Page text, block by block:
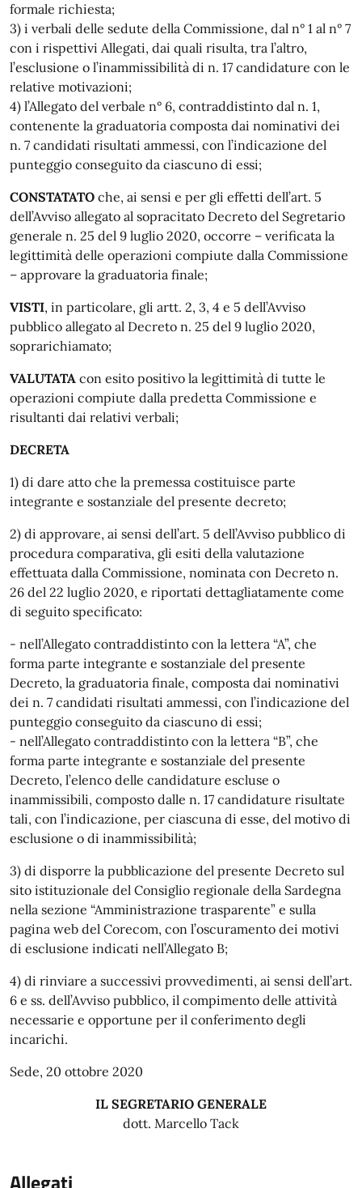
formale richiesta;
3) i verbali delle sedute della Commissione, dal n° 1 al n° 7
con i rispettivi Allegati, dai quali risulta, tra l’altro,
l’esclusione o l’inammissibilità di n. 17 candidature con le
relative motivazioni;
4) l’Allegato del verbale n° 6, contraddistinto dal n. 1,
contenente la graduatoria composta dai nominativi dei
n. 7 candidati risultati ammessi, con l’indicazione del
punteggio conseguito da ciascuno di essi;
CONSTATATO che, ai sensi e per gli effetti dell’art. 5
dell’Avviso allegato al sopracitato Decreto del Segretario
generale n. 25 del 9 luglio 2020, occorre – verificata la
legittimità delle operazioni compiute dalla Commissione
– approvare la graduatoria finale;
VISTI, in particolare, gli artt. 2, 3, 4 e 5 dell’Avviso
pubblico allegato al Decreto n. 25 del 9 luglio 2020,
soprarichiamato;
VALUTATA con esito positivo la legittimità di tutte le
operazioni compiute dalla predetta Commissione e
risultanti dai relativi verbali;
DECRETA
1) di dare atto che la premessa costituisce parte
integrante e sostanziale del presente decreto;
2) di approvare, ai sensi dell’art. 5 dell’Avviso pubblico di
procedura comparativa, gli esiti della valutazione
effettuata dalla Commissione, nominata con Decreto n.
26 del 22 luglio 2020, e riportati dettagliatamente come
di seguito specificato:
- nell’Allegato contraddistinto con la lettera “A”, che
forma parte integrante e sostanziale del presente
Decreto, la graduatoria finale, composta dai nominativi
dei n. 7 candidati risultati ammessi, con l’indicazione del
punteggio conseguito da ciascuno di essi;
- nell’Allegato contraddistinto con la lettera “B”, che
forma parte integrante e sostanziale del presente
Decreto, l’elenco delle candidature escluse o
inammissibili, composto dalle n. 17 candidature risultate
tali, con l’indicazione, per ciascuna di esse, del motivo di
esclusione o di inammissibilità;
3) di disporre la pubblicazione del presente Decreto sul
sito istituzionale del Consiglio regionale della Sardegna
nella sezione “Amministrazione trasparente” e sulla
pagina web del Corecom, con l’oscuramento dei motivi
di esclusione indicati nell’Allegato B;
4) di rinviare a successivi provvedimenti, ai sensi dell’art.
6 e ss. dell’Avviso pubblico, il compimento delle attività
necessarie e opportune per il conferimento degli
incarichi.
Sede, 20 ottobre 2020
IL SEGRETARIO GENERALE
dott. Marcello Tack